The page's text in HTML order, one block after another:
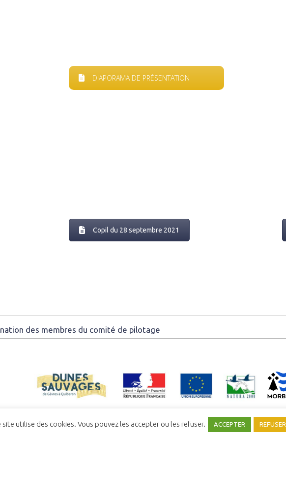
DIAPORAMA DE PRÉSENTATION
Copil du 28 septembre 2021
des membres du comité de pilotage
COMITÉ SYNDICAL
site utilise des cookies. Vous pouvez les accepter ou les refuser. ACCEPTER REFUSER